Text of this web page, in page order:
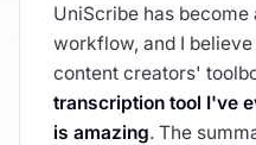
UniScribe has
workflow, and I
content creators'
transcription tool I've
is amazing. The